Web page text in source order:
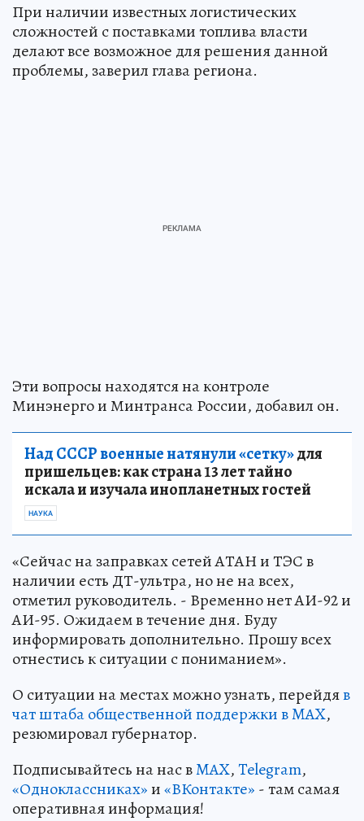
При наличии известных логистических
сложностей с поставками топлива власти
делают все возможное для решения данной
проблемы, заверил глава региона.
Эти вопросы находятся на контроле
Минэнерго и Минтранса России, добавил он.
Над СССР военные натянули «сетку»для
пришельцев: как страна 13 лет тайно
искала и изучала инопланетных гостей
НАУКА
«Сейчас на заправках сетей АТАН и ТЭС в
наличии есть ДТ-ультра, но не на всех,
отметил руководитель. - Временно нет АИ-92 и
АИ-95. Ожидаем в течение дня. Буду
информировать дополнительно. Прошу всех
отнестись к ситуации с пониманием».
О ситуации на местах можно узнать, перейдяв
чат штаба общественной поддержки в MAX,
резюмировал губернатор.
Подписывайтесь на нас вMAX,Telegram,
«Одноклассниках»и«ВКонтакте» - там самая
оперативная информация!